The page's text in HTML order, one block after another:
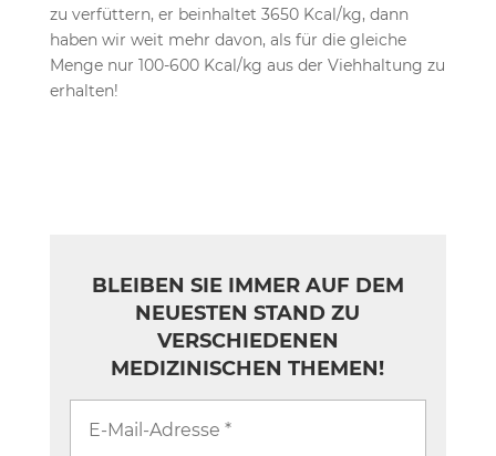
zu verfüttern, er beinhaltet 3650 Kcal/kg, dann
haben wir weit mehr davon, als für die gleiche
Menge nur 100-600 Kcal/kg aus der Viehhaltung zu
erhalten!
BLEIBEN SIE IMMER AUF DEM
NEUESTEN STAND ZU
VERSCHIEDENEN
MEDIZINISCHEN THEMEN!